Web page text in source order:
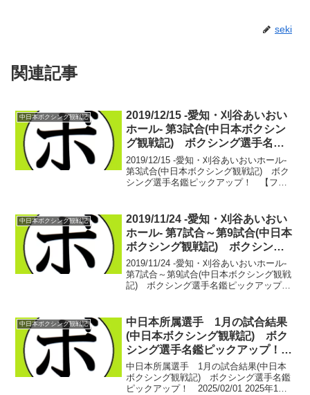
seki
関連記事
中日本ボクシング観戦記
2019/12/15 -愛知・刈谷あいおい
ホール- 第3試合(中日本ボクシン
グ観戦記) ボクシング選手名鑑
ピックアップ！
2019/12/15 -愛知・刈谷あいおいホール-
第3試合(中日本ボクシング観戦記) ボク
シング選手名鑑ピックアップ！ 【フラ
モス 和則 8戦5勝(5...
中日本ボクシング観戦記
2019/11/24 -愛知・刈谷あいおい
ホール- 第7試合～第9試合(中日本
ボクシング観戦記) ボクシング
選手名鑑ピックアップ！
2019/11/24 -愛知・刈谷あいおいホール-
第7試合～第9試合(中日本ボクシング観戦
記) ボクシング選手名鑑ピックアップ！
ー戦 サウスポー近藤 璃...
中日本ボクシング観戦記
中日本所属選手 1月の試合結果
(中日本ボクシング観戦記) ボク
シング選手名鑑ピックアップ！
2025/02/01
中日本所属選手 1月の試合結果(中日本
ボクシング観戦記) ボクシング選手名鑑
ピックアップ！ 2025/02/01 2025年1月